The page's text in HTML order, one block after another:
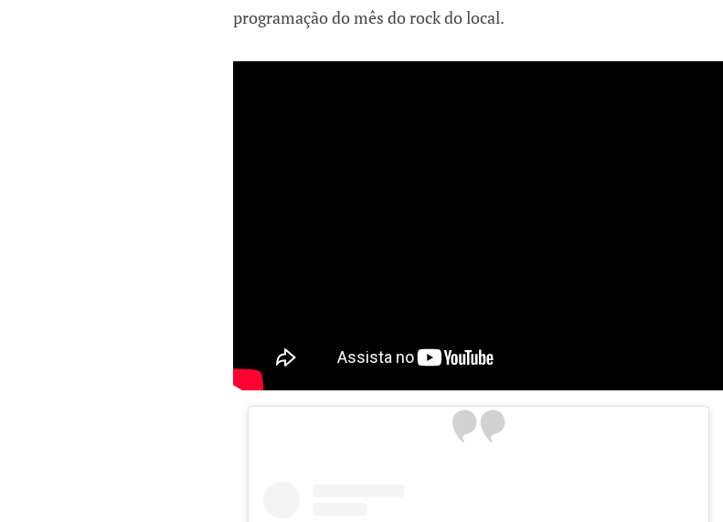
programação do mês do rock do local.